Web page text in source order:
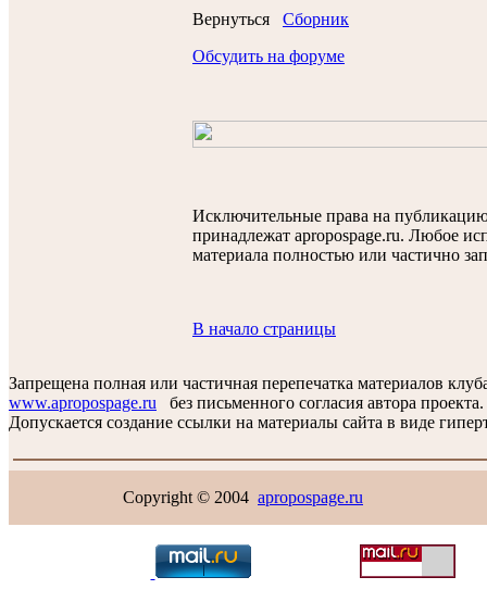
Вернуться Сборник
Обсудить на форуме
Исключительные права на
принадлежат apropospage.ru. Любое
материала полностью или частично
В начало страницы
Запрещена полная или частичная перепечатка материалов
www.apropospage.ru без письменного согласия автора проекта.
Допускается создание ссылки на материалы сайта в виде
Copyright © 2004 apropospage.ru